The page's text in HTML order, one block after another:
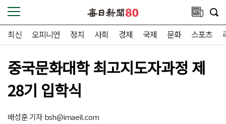
최신 오피니언 정치 사회 경제 국제 문화 스포츠
중국문화대학 최고지도자과정 제
28기 입학식
배성훈 기자bsh@imaeil.com